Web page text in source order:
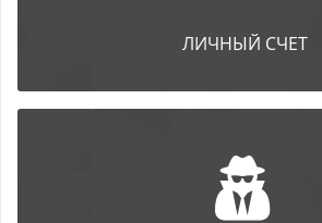
ЛИЧНЫЙ СЧЕТ